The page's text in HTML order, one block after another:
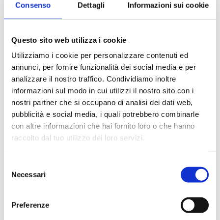
Consenso Dettagli Informazioni sui cookie
Questo sito web utilizza i cookie
Utilizziamo i cookie per personalizzare contenuti ed
annunci, per fornire funzionalità dei social media e per
analizzare il nostro traffico. Condividiamo inoltre
informazioni sul modo in cui utilizzi il nostro sito con i
nostri partner che si occupano di analisi dei dati web,
pubblicità e social media, i quali potrebbero combinarle
con altre informazioni che hai fornito loro o che hanno
raccolto dal tuo utilizzo dei loro servizi.
delNecessari
Preferenze
Travel e Crocieristico
Operare nel settore turistico significa lavorare in
ambienti complessi, con volumi elevati e standard di
sicurezza rigorosi.
Le nostre soluzioni integrano:
Produzione industriale di card personalizzate e
sicure
Tecnologie RFID, NFC e contactless
Sicurezza dei dati certificata (ISO 27001, EMV
compliant)
La card per gli operatori del settore turistico non è solo un